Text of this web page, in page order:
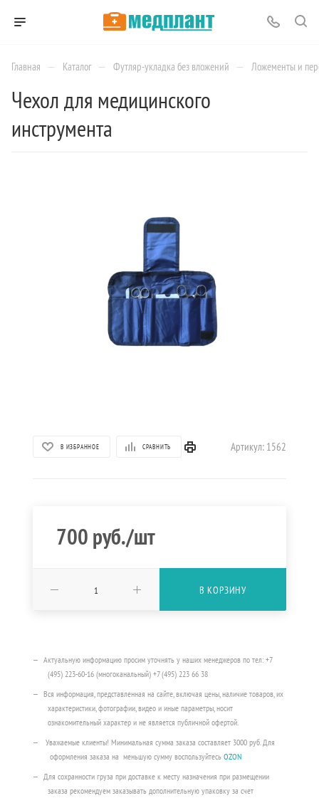
Главная — Каталог — Футляр-укладка без вложений — Ложементы и
Чехол для медицинского
инструмента
В ИЗБРАННОЕ СРАВНИТЬ Артикул: 1562
700руб./шт
В КОРЗИНУ
Актуальную информацию просим уточнять у наших менеджеров по тел: +7
(495) 223-60-16 (многоканальный) +7 (495) 223 66 38
Вся информация, представленная на сайте, включая цены, наличие товаров, их
характеристики, фотографии, видео и иные параметры, носит
ознакомительный характер и не является публичной офертой.
Уважаемые клиенты! Минимальная сумма заказа составляет 3000 руб. Для
оформления заказа на меньшую сумму воспользуйтесь OZON
Для сохранности груза при доставке к месту назначения при размещении
заказа рекомендуем заказывать дополнительную упаковку за счет